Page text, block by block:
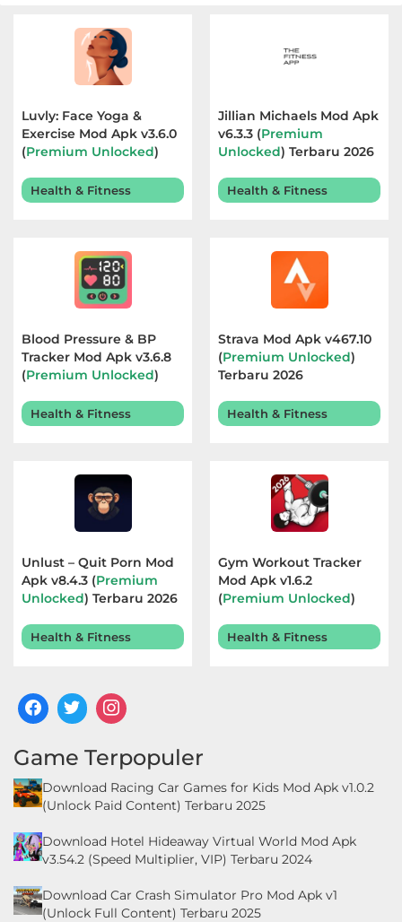
Luvly: Face Yoga &
Exercise Mod Apk v3.6.0
(Premium Unlocked)
Health & Fitness
Jillian Michaels Mod Apk
v6.3.3 (Premium
Unlocked) Terbaru 2026
Health & Fitness
Blood Pressure & BP
Tracker Mod Apk v3.6.8
(Premium Unlocked)
Health & Fitness
Strava Mod Apk v467.10
(Premium Unlocked)
Terbaru 2026
Health & Fitness
Unlust – Quit Porn Mod
Apk v8.4.3 (Premium
Unlocked) Terbaru 2026
Health & Fitness
Gym Workout Tracker
Mod Apk v1.6.2
(Premium Unlocked)
Health & Fitness
Game Terpopuler
Download Racing Car Games for Kids Mod Apk v1.0.2
(Unlock Paid Content) Terbaru 2025
Download Hotel Hideaway Virtual World Mod Apk
v3.54.2 (Speed Multiplier, VIP) Terbaru 2024
Download Car Crash Simulator Pro Mod Apk v1
(Unlock Full Content) Terbaru 2025